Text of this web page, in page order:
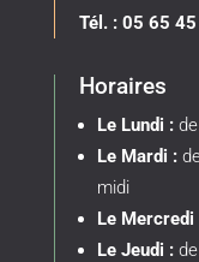
Tél. : 05 65
Horaires
Le Lundi :de
Le Mardi :
midi
Le Mercredi
Le Jeudi :de